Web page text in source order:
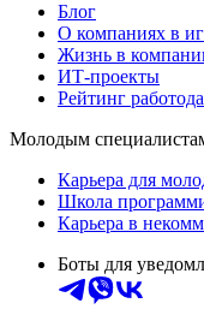
Блог
О компаниях в
Жизнь в
ИТ-проекты
Рейтинг
Молодым
Карьера для
Школа
Карьера в
Боты для